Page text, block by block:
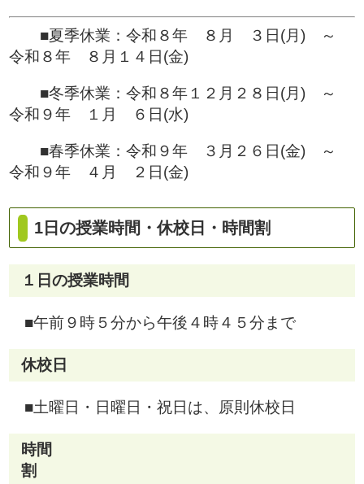
■夏季休業：令和８年 ８月 ３日(月) ～
令和８年 ８月１４日(金)
■冬季休業：令和８年１２月２８日(月) ～
令和９年 １月 ６日(水)
■春季休業：令和９年 ３月２６日(金) ～
令和９年 ４月 ２日(金)
1日の授業時間・休校日・時間割
１日の授業時間
■午前９時５分から午後４時４５分まで
休校日
■土曜日・日曜日・祝日は、原則休校日
時間